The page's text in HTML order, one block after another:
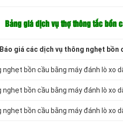
Bảng giá dịch vụ thợ thông tắc bồn
Báo giá các dịch vụ thông nghẹt bồn
nghẹt bồn cầu bằng máy đánh lò xo
nghẹt bồn cầu bằng máy đánh lò xo
nghẹt bồn cầu bằng máy đánh lò xo